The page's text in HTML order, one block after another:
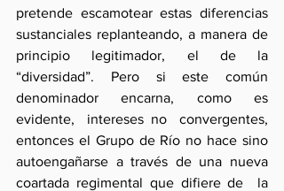
pretende escamotear estas diferencias
sustanciales replanteando, a manera de
principio legitimador, el de la
“diversidad”. Pero si este común
denominador encarna, como es
evidente,  intereses no  convergentes,
entonces el Grupo de Río no hace sino
autoengañarse a través de una nueva
coartada regimental que difiere de  la